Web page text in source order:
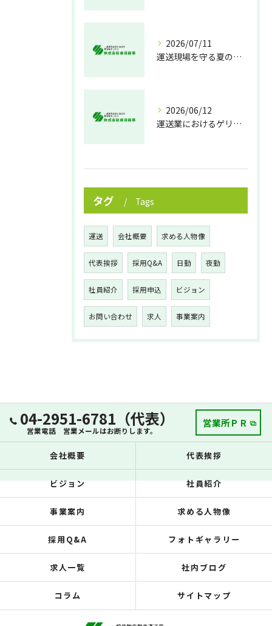
2026/07/11
運送現場を守る夏の熱中症対策
2026/06/12
運送業におけるゲリラ豪雨対策の実践法
タグ Tags
運送 会社概要 求める人物像
代表挨拶 採用Q&A 日勤 夜勤
社員紹介 採用申込 ビジョン
お問い合わせ 求人 事業案内
04-2951-6781（代表）
営業電話 営業メールはお断りします。
営業所ＰＲ
会社概要 代表挨拶
ビジョン 社員紹介
事業案内 求める人物像
採用Q&A フォトギャラリー
求人一覧 社内ブログ
コラム サイトマップ